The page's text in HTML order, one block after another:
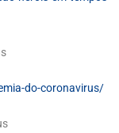
do-coronavirus/